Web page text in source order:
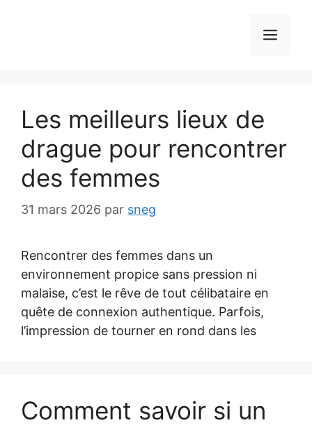
Les meilleurs lieux de
drague pour rencontrer
des femmes
31 mars 2026 par sneg
Rencontrer des femmes dans un
environnement propice sans pression ni
malaise, c’est le rêve de tout célibataire en
quête de connexion authentique. Parfois,
l’impression de tourner en rond dans les
Comment savoir si un